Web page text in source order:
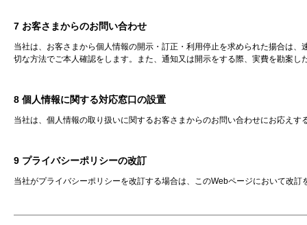
7 お客さまからのお問い合わせ
当社は、お客さまから個人情報の開示・訂正・利用停止を求められた揚合は
切な方法でご本人確認をします。また、通知又は開示をする際、実費を勘案
8 個人情報に関する対応窓口の設置
当社は、個人情報の取り扱いに関するお客さまからのお問い合わせにお応えす
9 プライバシーポリシーの改訂
当社がプライバシーポリシーを改訂する場合は、このWebページにおいて改訂